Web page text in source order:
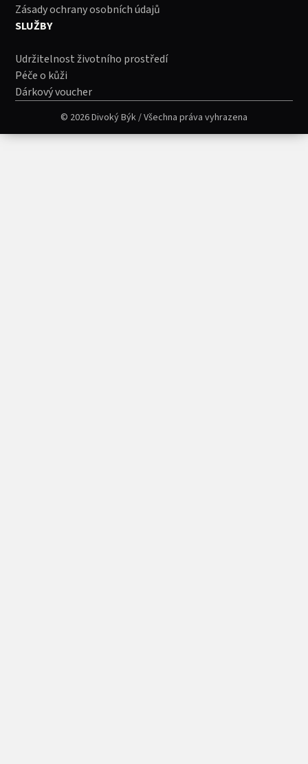
Zásady ochrany osobních údajů
SLUŽBY
Udržitelnost životního prostředí
Péče o kůži
Dárkový voucher
© 2026 Divoký Býk / Všechna práva vyhrazena